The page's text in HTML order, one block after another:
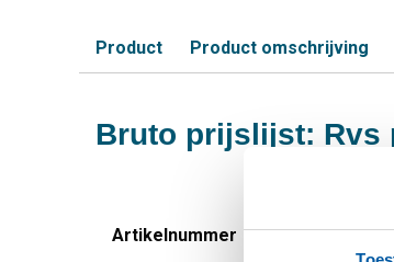
Product Product omschrijving
Bruto prijslijst: Rvs
Artikelnummer